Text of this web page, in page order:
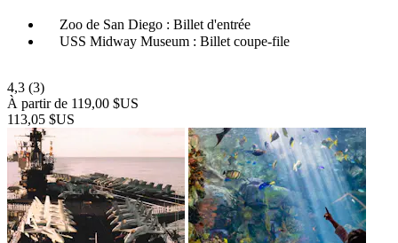
Zoo de San Diego : Billet d'entrée
USS Midway Museum : Billet coupe-file
4,3 (3)
À partir de 119,00 $US
113,05 $US